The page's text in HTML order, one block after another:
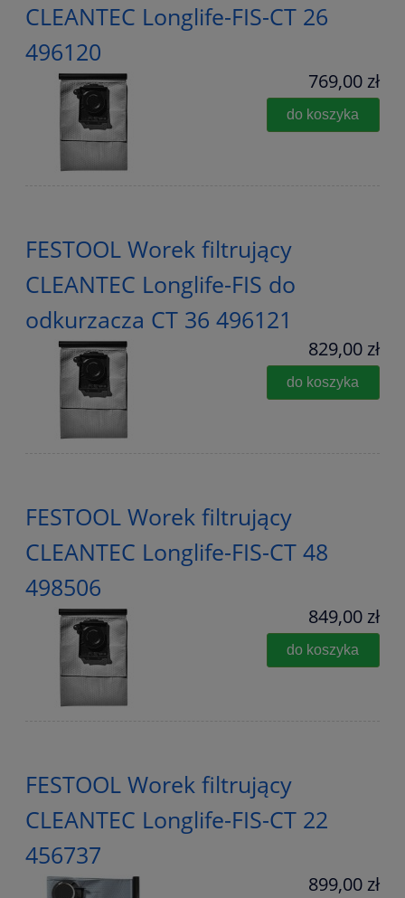
CLEANTEC Longlife-FIS-CT 26
496120
769,00 zł
do koszyka
FESTOOL Worek filtrujący
CLEANTEC Longlife-FIS do
odkurzacza CT 36 496121
829,00 zł
do koszyka
FESTOOL Worek filtrujący
CLEANTEC Longlife-FIS-CT 48
498506
849,00 zł
do koszyka
FESTOOL Worek filtrujący
CLEANTEC Longlife-FIS-CT 22
456737
899,00 zł